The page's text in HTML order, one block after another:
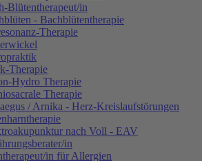
Blütentherapeut/in
- Bachblütentherapie
Therapie
Therapie
Hydro Therapie
Therapie
/ Arnika - Herz-Kreislaufstörungen
nach Voll - EAV
in
in für Allergien